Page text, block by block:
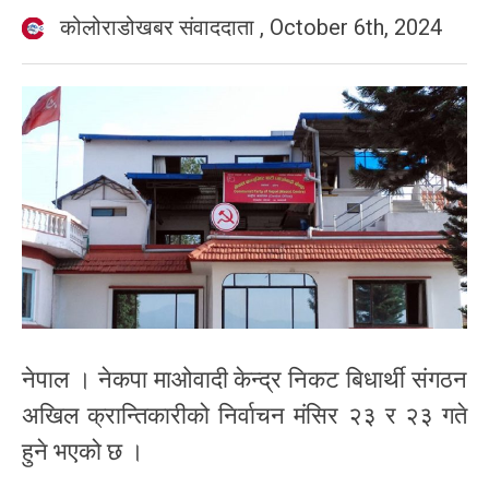
कोलोराडोखबर संवाददाता , October 6th, 2024
नेपाल । नेकपा माओवादी केन्द्र निकट बिधार्थी संगठन
अखिल क्रान्तिकारीको निर्वाचन मंसिर २३ र २३ गते
हुने भएको छ ।